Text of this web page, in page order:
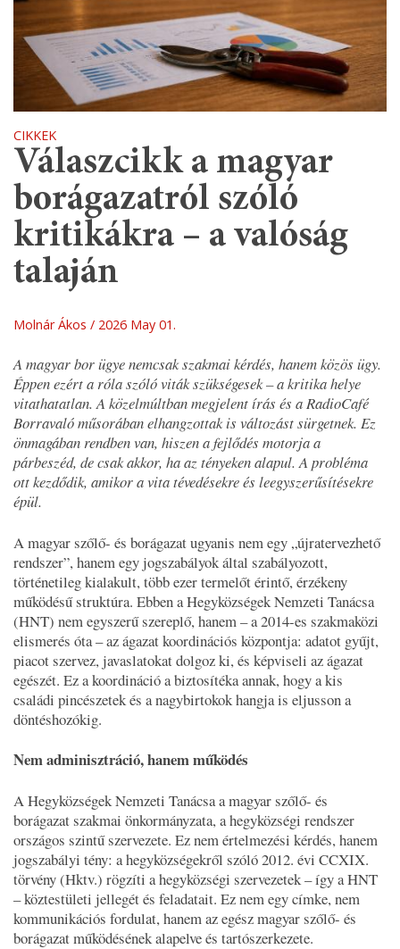
CIKKEK
Válaszcikk a magyar
borágazatról szóló
kritikákra – a valóság
talaján
Molnár Ákos 2026 May 01.
A magyar bor ügye nemcsak szakmai kérdés, hanem közös ügy.
Éppen ezért a róla szóló viták szükségesek – a kritika helye
vitathatatlan. A közelmúltban megjelent írás és a RadioCafé
Borravaló műsorában elhangzottak is változást sürgetnek. Ez
önmagában rendben van, hiszen a fejlődés motorja a
párbeszéd, de csak akkor, ha az tényeken alapul. A probléma
ott kezdődik, amikor a vita tévedésekre és leegyszerűsítésekre
épül.
A magyar szőlő- és borágazat ugyanis nem egy „újratervezhető
rendszer”, hanem egy jogszabályok által szabályozott,
történetileg kialakult, több ezer termelőt érintő, érzékeny
működésű struktúra. Ebben a Hegyközségek Nemzeti Tanácsa
(HNT) nem egyszerű szereplő, hanem – a 2014-es szakmaközi
elismerés óta – az ágazat koordinációs központja: adatot gyűjt,
piacot szervez, javaslatokat dolgoz ki, és képviseli az ágazat
egészét. Ez a koordináció a biztosítéka annak, hogy a kis
családi pincészetek és a nagybirtokok hangja is eljusson a
döntéshozókig.
Nem adminisztráció, hanem működés
A Hegyközségek Nemzeti Tanácsa a magyar szőlő- és
borágazat szakmai önkormányzata, a hegyközségi rendszer
országos szintű szervezete. Ez nem értelmezési kérdés, hanem
jogszabályi tény: a hegyközségekről szóló 2012. évi CCXIX.
törvény (Hktv.) rögzíti a hegyközségi szervezetek – így a HNT
– köztestületi jellegét és feladatait. Ez nem egy címke, nem
kommunikációs fordulat, hanem az egész magyar szőlő- és
borágazat működésének alapelve és tartószerkezete.